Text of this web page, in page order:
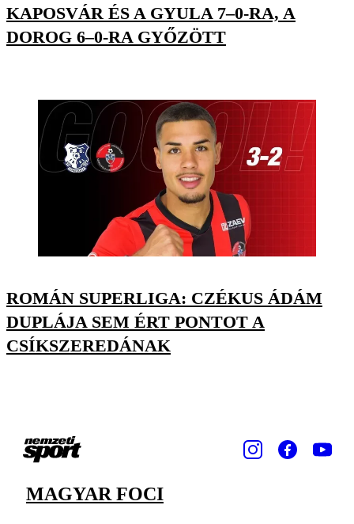
KAPOSVÁR ÉS A GYULA 7–0-RA, A
DOROG 6–0-RA GYŐZÖTT
ROMÁN SUPERLIGA: CZÉKUS ÁDÁM
DUPLÁJA SEM ÉRT PONTOT A
CSÍKSZEREDÁNAK
MAGYAR FOCI